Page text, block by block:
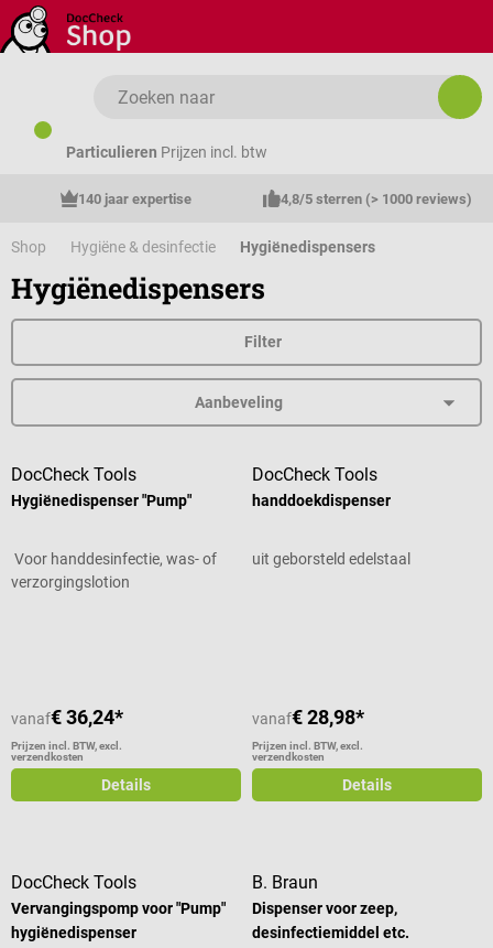
Ga naar de hoofdinhoud
Particulieren Prijzen incl. btw
140 jaar expertise 4,8/5 sterren (> 1000 reviews)
Shop Hygiëne & desinfectie Hygiënedispensers
Hygiënedispensers
Filter
DocCheck Tools
Hygiënedispenser "Pump"
Voor handdesinfectie, was- of
verzorgingslotion
vanaf€ 36,24*
Prijzen incl. BTW, excl.
verzendkosten
Details
DocCheck Tools
handdoekdispenser
uit geborsteld edelstaal
vanaf€ 28,98*
Prijzen incl. BTW, excl.
verzendkosten
Details
DocCheck Tools
Vervangingspomp voor "Pump"
hygiënedispenser
B. Braun
Dispenser voor zeep,
desinfectiemiddel etc.